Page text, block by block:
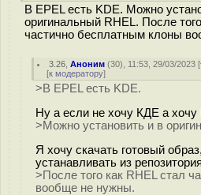
В EPEL есть KDE. Можно
оригинальный RHEL. После
частично бесплатным клоны
3.26 ,Аноним (30), 11:53, 29/03/2023 [
[к модератору]
>В EPEL есть KDE.
Ну а если не хочу КДЕ а
>Можно установить и в
Я хочу скачать готовый
устанавливать из
>После того как RHEL стал
вообще не нужны.